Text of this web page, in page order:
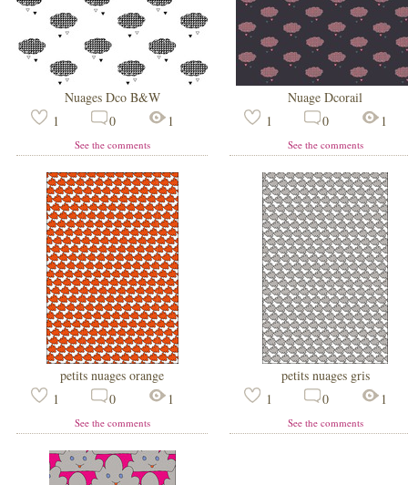
Nuages Dco B&W
1
0 1
See the comments
Nuage Dcorail
1
0 1
See the comments
petits nuages orange
1
0 1
See the comments
petits nuages gris
1
0 1
See the comments